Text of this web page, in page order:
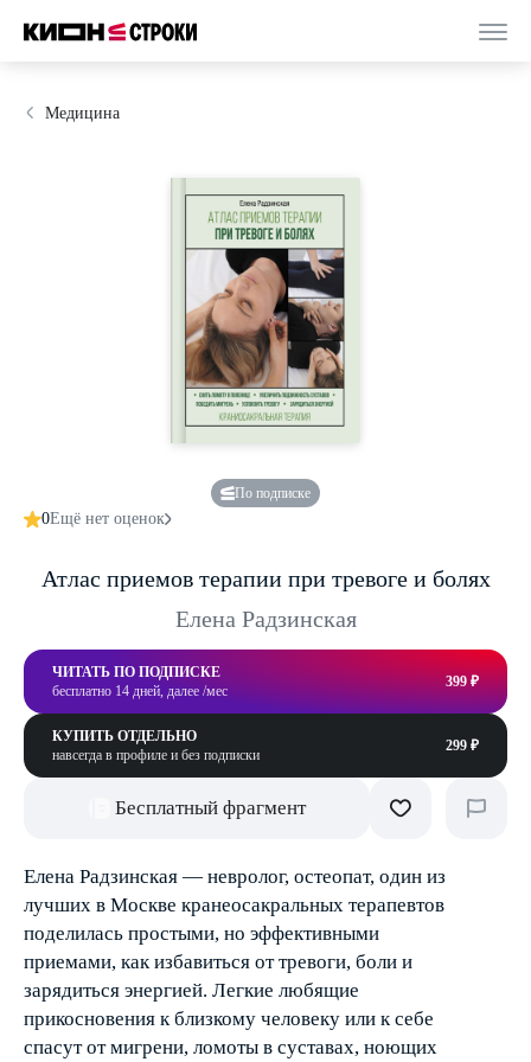
Медицина
По подписке
0Ещё нет оценок
Атлас приемов терапии при тревоге и болях
Елена Радзинская
ЧИТАТЬ ПО ПОДПИСКЕ
бесплатно 14 дней, далее /мес
399 ₽
КУПИТЬ ОТДЕЛЬНО
навсегда в профиле и без подписки
299 ₽
Бесплатный фрагмент
Елена Радзинская — невролог, остеопат, один из
лучших в Москве кранеосакральных терапевтов
поделилась простыми, но эффективными
приемами, как избавиться от тревоги, боли и
зарядиться энергией. Легкие любящие
прикосновения к близкому человеку или к себе
спасут от мигрени, ломоты в суставах, ноющих